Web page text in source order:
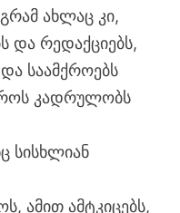
ახლაც კი,
და რედაქციებს,
საამქროებს
კადრულობს
სისხლიან
ამით ამტკიცებს,